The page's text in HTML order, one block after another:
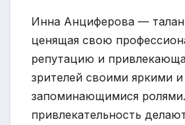
Инна Анциферова —
ценящая свою
репутацию и
зрителей своими яркими и
запоминающимися
привлекательность